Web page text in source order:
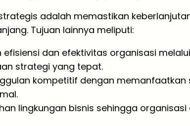
adalah memastikan
Tujuan lainnya meliputi:
efisiensi dan efektivitas organisasi
strategi yang tepat.
kompetitif dengan memanfaatkan
lingkungan bisnis sehingga